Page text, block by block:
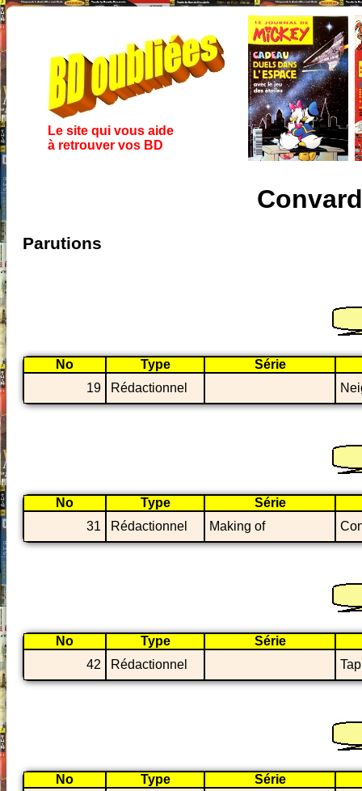
Le site qui vous aide
à retrouver vos BD
Parutions
No Type
Série
19
Rédactionnel
No Type
Série
31
Rédactionnel Making of
No Type
Série
42
Rédactionnel
No Type
Série